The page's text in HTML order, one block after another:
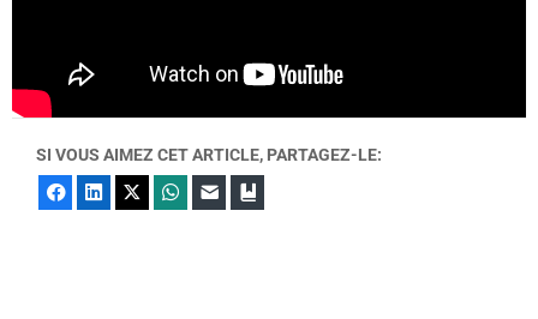
SI VOUS AIMEZ CET ARTICLE, PARTAGEZ-LE:
FacebookLinkedIn WhatsApp
E-mail